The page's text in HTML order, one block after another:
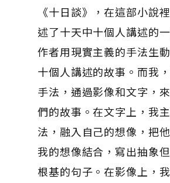
《十日談》，在這部小說
述了十天中十個人講述的
作者用現實主義的手法生
十個人講述的故事。而我
手法，通過影像和文字，
們的故事。在文字上，我
法，融入自己的想像，把
我的想像結合，寫出抽象
根基的句子。在影像上，